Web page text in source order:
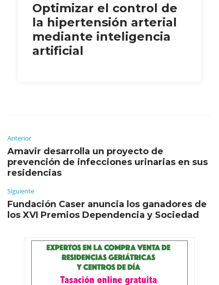
Optimizar el control de
la hipertensión arterial
mediante inteligencia
artificial
Anterior
Amavir desarrolla un proyecto de
prevención de infecciones urinarias en sus
residencias
Siguiente
Fundación Caser anuncia los ganadores de
los XVI Premios Dependencia y Sociedad